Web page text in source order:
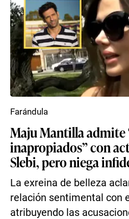
Maju Mantilla admite
inapropiados” con
Slebi, pero niega
La exreina de belleza
relación sentimental con
atribuyendo las
Farándula